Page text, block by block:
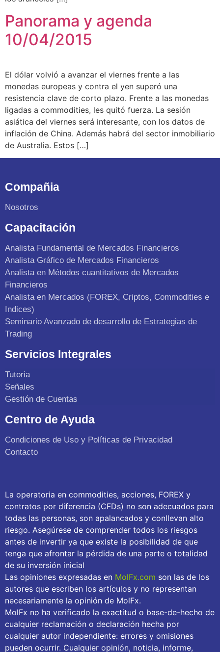
Panorama y agenda
10/04/2015
El dólar volvió a avanzar el viernes frente a las
monedas europeas y contra el yen superó una
resistencia clave de corto plazo. Frente a las monedas
ligadas a commodities, les quitó fuerza. La sesión
asiática del viernes será interesante, con los datos de
inflación de China. Además habrá del sector inmobiliario
de Australia. Estos […]
Compañia
Nosotros
Capacitación
Analista Fundamental de Mercados Financieros
Analista Gráfico de Mercados Financieros
Analista en Métodos cuantitativos de Mercados
Financieros
Analista en Mercados (FOREX, Criptos, Commodities e
Indices)
Seminario Avanzado de desarrollo de Estrategias de
Trading
Servicios Integrales
Tutoria
Señales
Gestión de Cuentas
Centro de Ayuda
Condiciones de Uso y Políticas de Privacidad
Contacto
La operatoria en commodities, acciones, FOREX y
contratos por diferencia (CFDs) no son adecuados para
todas las personas, son apalancados y conllevan alto
riesgo. Asegúrese de comprender todos los riesgos
antes de invertir ya que existe la posibilidad de que
tenga que afrontar la pérdida de una parte o totalidad
de su inversión inicial
Las opiniones expresadas en MolFx.com son las de los
autores que escriben los artículos y no representan
necesariamente la opinión de MolFx.
MolFx no ha verificado la exactitud o base-de-hecho de
cualquier reclamación o declaración hecha por
cualquier autor independiente: errores y omisiones
pueden ocurrir. Cualquier opinión, noticia, informe,